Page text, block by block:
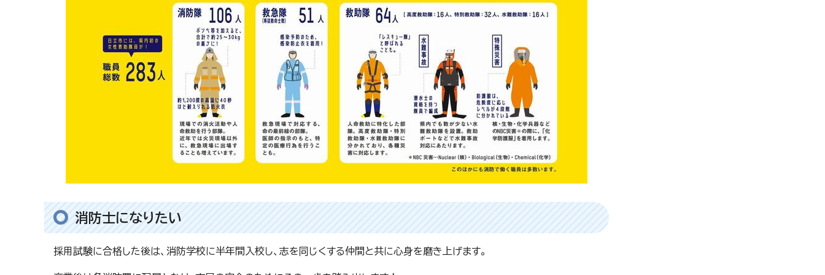
消防士になりたい
採用試験に合格した後は、消防学校に半年間入校し、志を同じくする仲間と共に心身を磨き上げます。